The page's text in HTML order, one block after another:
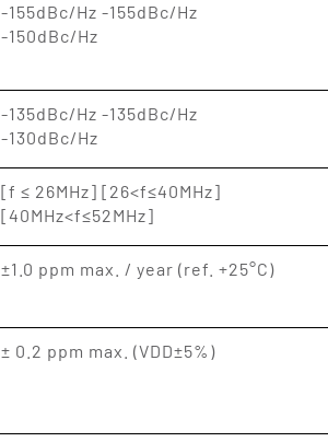
-155dBc/Hz -155dBc/Hz
-150dBc/Hz
-135dBc/Hz -135dBc/Hz
-130dBc/Hz
[f ≤ 26MHz] [26<f≤40MHz]
[40MHz<f≤52MHz]
±1.0 ppm max. / year (ref. +25°C)
± 0.2 ppm max. (VDD±5%)